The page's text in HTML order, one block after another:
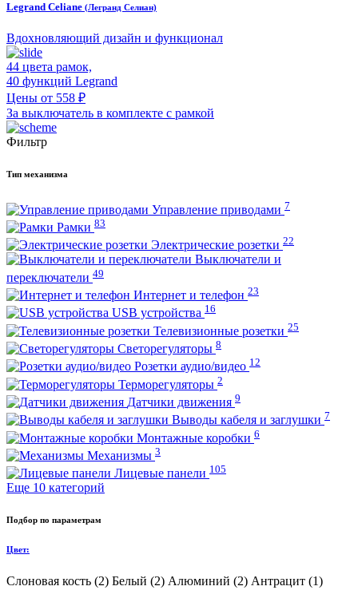
Legrand Celiane (Легранд Селиан)
Вдохновляющий дизайн и функционал
44 цвета рамок,
40 функций Legrand
Цены от 558 ₽
За выключатель в комплекте с рамкой
Фильтр
Тип механизма
Управление приводами 7
Рамки 83
Электрические розетки 22
Выключатели и
переключатели 49
Интернет и телефон 23
USB устройства 16
Телевизионные розетки 25
Светорегуляторы 8
Розетки аудио/видео 12
Терморегуляторы 2
Датчики движения 9
Выводы кабеля и заглушки 7
Монтажные коробки 6
Механизмы 3
Лицевые панели 105
Еще 10 категорий
Подбор по параметрам
Цвет:
Слоновая кость (2) Белый (2) Алюминий (2) Антрацит (1)